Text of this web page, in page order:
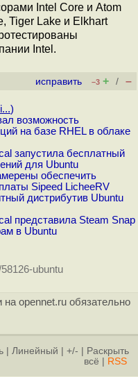
Intel Core и Atom
Tiger Lake и Elkhart
Intel.
исправить –3 + / –
)
возможность
на базе RHEL в облаке
запустила бесплатный
для Ubuntu
обеспечить
Sipeed LicheeRV
дистрибутив Ubuntu
представила Steam Snap
в Ubuntu
ubuntu
на opennet.ru обязательно
Линейный +/-
Раскрыть
всё
RSS